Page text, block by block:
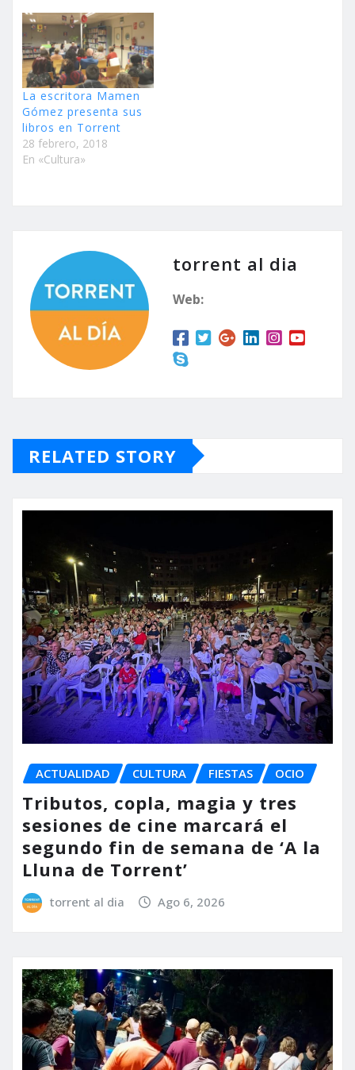
La escritora Mamen
Gómez presenta sus
libros en Torrent
28 febrero, 2018
En «Cultura»
torrent al dia
Web:
RELATED STORY
ACTUALIDAD CULTURA FIESTAS OCIO
Tributos, copla, magia y tres
sesiones de cine marcará el
segundo fin de semana de ‘A la
Lluna de Torrent’
torrent al dia Ago 6, 2026